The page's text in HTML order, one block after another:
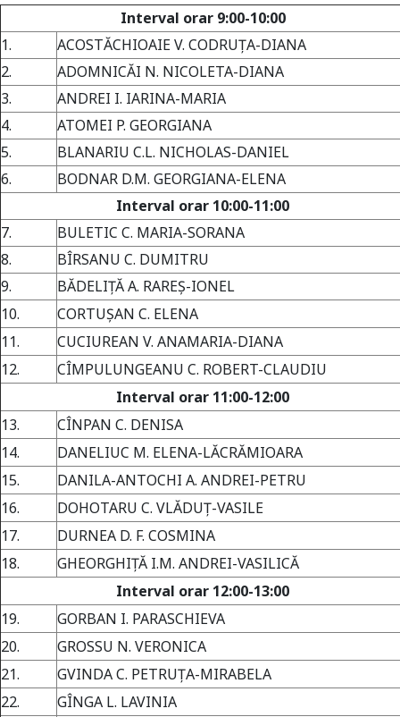
Interval orar 9:00-10:00
1.
ACOSTĂCHIOAIE V. CODRUŢA-DIANA
2.
ADOMNICĂI N. NICOLETA-DIANA
3.
ANDREI I. IARINA-MARIA
4.
ATOMEI P. GEORGIANA
5.
BLANARIU C.L. NICHOLAS-DANIEL
6.
BODNAR D.M. GEORGIANA-ELENA
Interval orar 10:00-11:00
7.
BULETIC C. MARIA-SORANA
8.
BÎRSANU C. DUMITRU
9.
BĂDELIŢĂ A. RAREŞ-IONEL
10.
CORTUŞAN C. ELENA
11.
CUCIUREAN V. ANAMARIA-DIANA
12.
CÎMPULUNGEANU C. ROBERT-CLAUDIU
Interval orar 11:00-12:00
13.
CÎNPAN C. DENISA
14.
DANELIUC M. ELENA-LĂCRĂMIOARA
15.
DANILA-ANTOCHI A. ANDREI-PETRU
16.
DOHOTARU C. VLĂDUȚ-VASILE
17.
DURNEA D. F. COSMINA
18.
GHEORGHIŢĂ I.M. ANDREI-VASILICĂ
Interval orar 12:00-13:00
19.
GORBAN I. PARASCHIEVA
20.
GROSSU N. VERONICA
21.
GVINDA C. PETRUŢA-MIRABELA
22.
GÎNGA L. LAVINIA